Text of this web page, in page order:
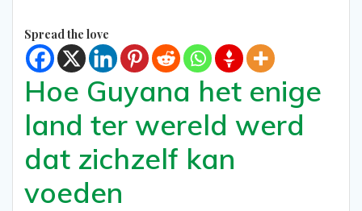
Spread the love
Hoe Guyana het enige
land ter wereld werd
dat zichzelf kan
voeden